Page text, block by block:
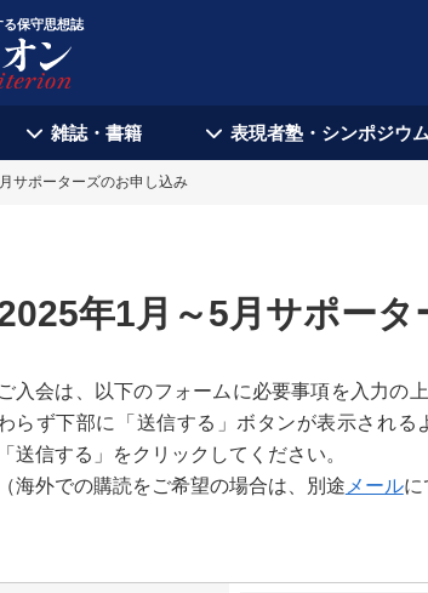
る保守思想誌
雑誌・書籍 表現者塾・シンポジウム
サポーターズのお申し込み
年1月～5月サポー
ご入会は、以下のフォームに必要事項を入力の
らず下部に「送信する」ボタンが表示され
「送信する」をクリックしてください。
（海外での購読をご希望の場合は、別途 メールに